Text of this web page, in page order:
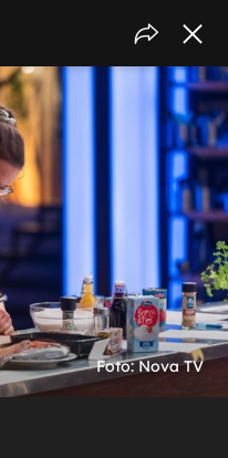
Foto: Nova TV